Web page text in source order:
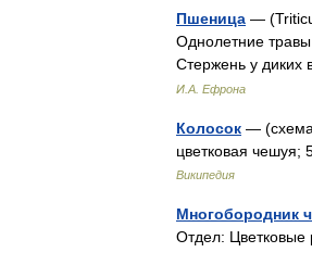
Пшеница —
Однолетние
Стержень у
И.А. Ефрона
Колосок — (схема
цветковая чешуя;
Википедия
Многобородник
Отдел: